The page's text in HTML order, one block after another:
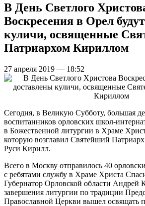
В День Светлого
Воскресения в Орел
куличи, освященные
Патриархом Кириллом
27 апреля 2019 — 18:52
Сегодня, в Великую Субботу, большая
воспитанников орловских школ-
в Божественной литургии в Храме
которую возглавил Святейший
Руси Кирилл.
Всего в Москву отправилось 40
с ребятами службу в Храме Христа
Губернатор Орловской области Андрей
завершения литургии по традиции
Православной Церкви вышел освящать